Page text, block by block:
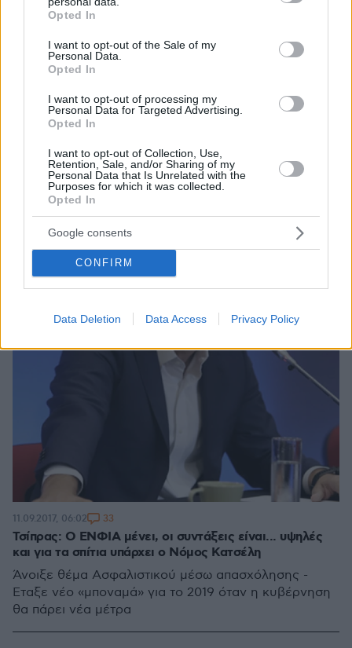
grant or deny consent to Google and its third-party tags to
use your data for below specified purposes in below Google
consent section.
Opted In
I want to opt-out of the Sale of my
Personal Data.
Opted In
I want to opt-out of processing my
Personal Data for Targeted Advertising.
Opted In
I want to opt-out of Collection, Use,
Retention, Sale, and/or Sharing of my
Personal Data that Is Unrelated with the
Purposes for which it was collected.
Opted In
Google consents
CONFIRM
Data Deletion Data Access Privacy Policy
Κουρασμένος απολογητής, με γενικολογίες για το
μέλλον ο Τσίπρας στη συνέντευξη της ΔΕΘ
Νέο άνοιγμα σε επενδυτές και επιχειρηματίες, αλλά
Aγωνία για τον ρόλο του ΔΝΤ και την τρίτη
αξιολόγηση - Παρεμβάσεις στα εσωτερικά της ΝΔ και
της κεντροαριστεράς, χωρίς να αποκλείσει
ανασχηματισμό ή και δημοψήφισμα για συνταγματική
αναθεώρηση
11.09.2017, 06:09 12
Τσίπρας: Ο ΕΝΦΙΑ μένει, οι συντάξεις είναι... υψηλές
και για τα σπίτια υπάρχει ο Νόμος Κατσέλη
Άνοιξε θέμα Ασφαλιστικού μέσω απασχόλησης -
Έταξε νέο «μποναμά» για το 2019 όταν η κυβέρνηση
θα πάρει νέα μέτρα
11.09.2017, 06:02 33